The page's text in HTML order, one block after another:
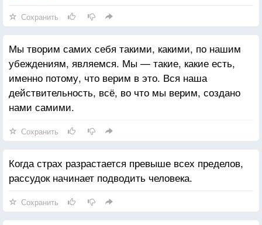
взаимоотношения, и оскорбительные отношения.
Сохранить
Мы творим самих себя такими, какими, по нашим
убеждениям, являемся. Мы — такие, какие есть,
именно потому, что верим в это. Вся наша
действительность, всё, во что мы верим, создано
нами самими.
Сохранить
Когда страх разрастается превыше всех пределов,
рассудок начинает подводить человека.
Сохранить